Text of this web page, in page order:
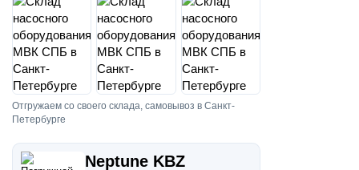
Отгружаем со своего склада, самовывоз в Санкт-
Петербурге
Neptune KBZ